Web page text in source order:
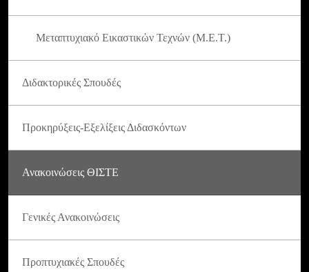
Μεταπτυχιακό Εικαστικών Τεχνών (Μ.Ε.Τ.)
Διδακτορικές Σπουδές
Προκηρύξεις-Εξελίξεις Διδασκόντων
Ανακοινώσεις ΘΙΣΤΕ
Γενικές Ανακοινώσεις
Προπτυχιακές Σπουδές